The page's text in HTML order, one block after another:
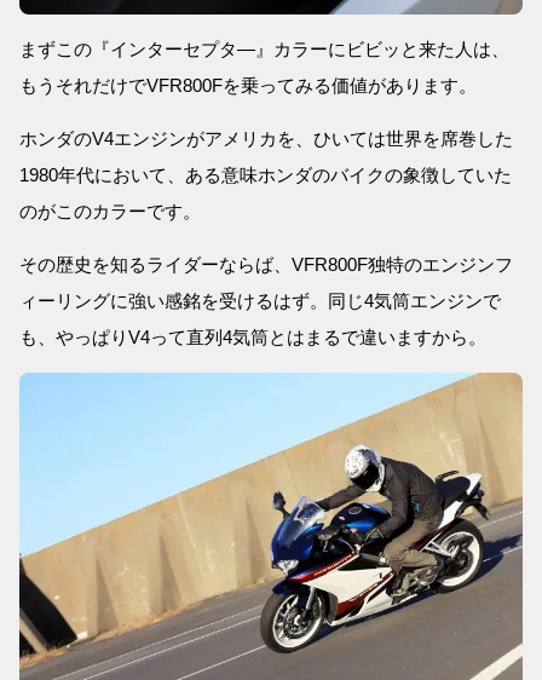
まずこの『インターセプタ―』カラーにビビッと来た人は、
もうそれだけでVFR800Fを乗ってみる価値があります。
ホンダのV4エンジンがアメリカを、ひいては世界を席巻した
1980年代において、ある意味ホンダのバイクの象徴していた
のがこのカラーです。
その歴史を知るライダーならば、VFR800F独特のエンジンフ
ィーリングに強い感銘を受けるはず。同じ4気筒エンジンで
も、やっぱりV4って直列4気筒とはまるで違いますから。